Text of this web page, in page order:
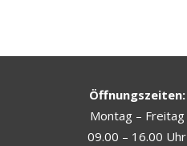
Öffnungszeiten:
Montag – Freitag
09.00 – 16.00 Uhr